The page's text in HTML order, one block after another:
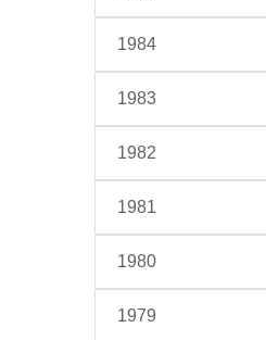
1984
1983
1982
1981
1980
1979